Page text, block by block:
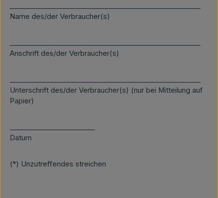
Name des/der Verbraucher(s)
Anschrift des/der Verbraucher(s)
Unterschrift des/der Verbraucher(s) (nur bei Mitteilung auf
Papier)
Datum
(*) Unzutreffendes streichen